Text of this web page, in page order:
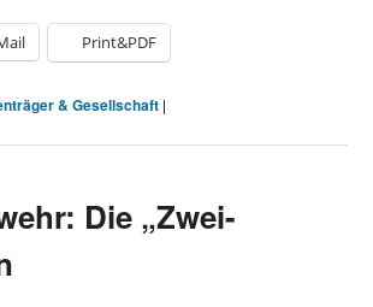
Print&PDF
& Gesellschaft |
Die „Zwei-